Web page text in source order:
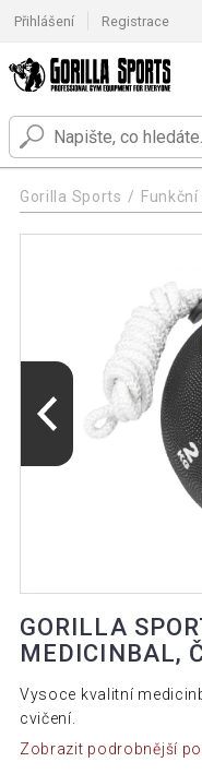
Přihlášení Registrace
Gorilla Sports
GORILLA
MEDICINBAL,
Vysoce kvalitní
cvičení.
Zobrazit podrobnější